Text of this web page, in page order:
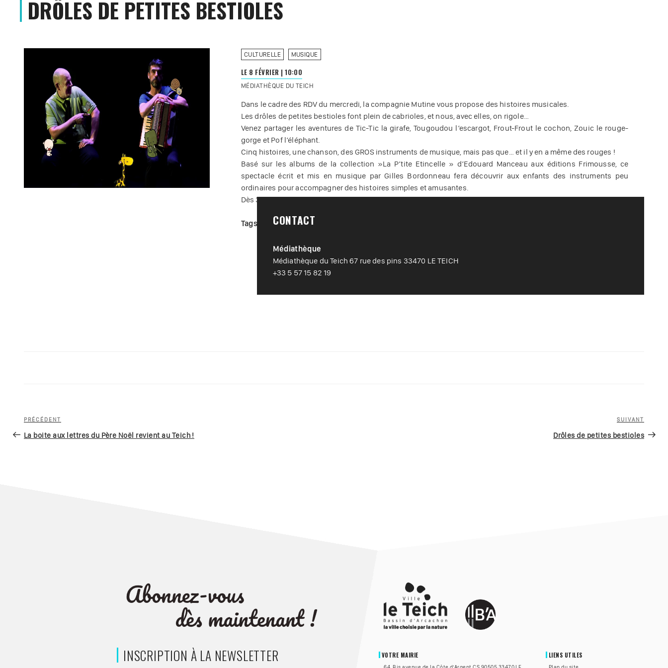
DRÔLES DE PETITES BESTIOLES
CULTURELLE MUSIQUE
LE 8 FÉVRIER |10:00
MÉDIATHÈQUE DU TEICH
Dans le cadre des RDV du mercredi, la compagnie Mutine vous propose des histoires musicales.
Les drôles de petites bestioles font plein de cabrioles, et nous, avec elles, on rigole…
Venez partager les aventures de Tic-Tic la girafe, Tougoudou l’escargot, Frout-Frout le cochon, Zouic le rouge-
gorge et Pof l’éléphant.
Cinq histoires, une chanson, des GROS instruments de musique, mais pas que… et il y en a même des rouges !
Basé sur les albums de la collection »La P’tite Etincelle » d’Edouard Manceau aux éditions Frimousse, ce
spectacle écrit et mis en musique par Gilles Bordonneau fera découvrir aux enfants des instruments peu
ordinaires pour accompagner des histoires simples et amusantes.
Dès 3 ans. Réservation conseillée auprès de la médiathèque 15 jours avant le spectacle.
Tags : Animation Jeune Public
CONTACT
Médiathèque
Médiathèque du Teich 67 rue des pins 33470 LE TEICH
+33 5 57 15 82 19
Navigation
de
Article
précédent
PRÉCÉDENT
La boite aux lettres du Père Noël revient au Teich !
Article
SUIVANT
Drôles de petites bestioles
INSCRIPTION À LA NEWSLETTER VOTRE MAIRIE LIENS UTILES